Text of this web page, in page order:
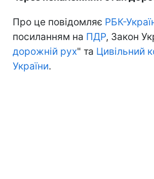
Про це повідомляє РБК-
посиланням на ПДР, Закон
дорожній рух" та Цивільний
України.